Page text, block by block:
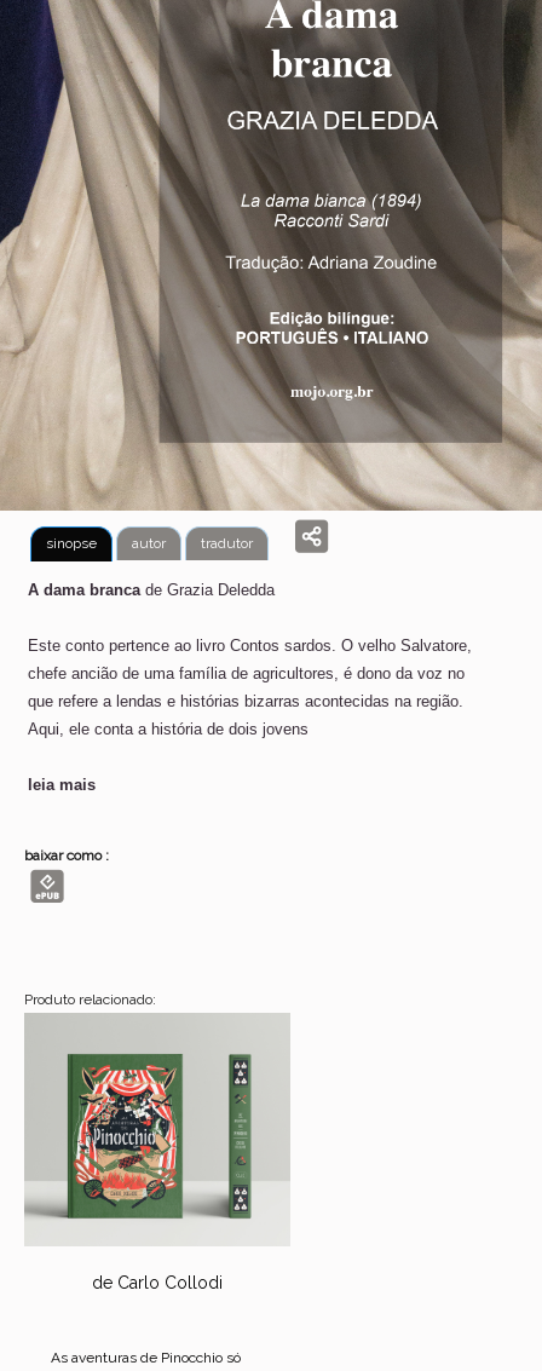
sinopse autor tradutor
A dama brancade Grazia Deledda
Este conto pertence ao livro Contos sardos. O velho Salvatore,
chefe ancião de uma família de agricultores, é dono da voz no
que refere a lendas e histórias bizarras acontecidas na região.
Aqui, ele conta a história de dois jovens
leia mais
baixar como :
Produto relacionado:
de Carlo Collodi
As aventuras de Pinocchio só